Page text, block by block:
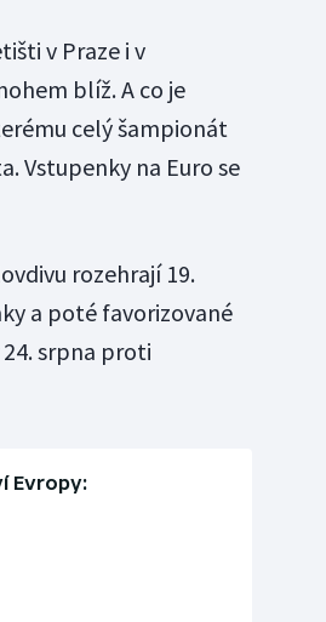
v Praze i v
blíž. A co je
celý šampionát
Vstupenky na Euro se
rozehrají 19.
a poté favorizované
srpna proti
Evropy: